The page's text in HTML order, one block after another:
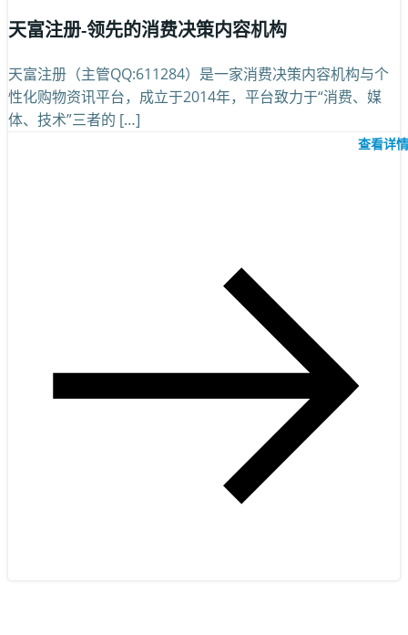
天富注册-领先的消费决策内容机构
天富注册（主管QQ:611284）是一家消费决策内容机构与个
性化购物资讯平台，成立于2014年，平台致力于“消费、媒
体、技术”三者的 […]
查看详情